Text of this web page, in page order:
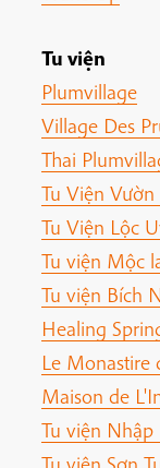
Tu viện
Plumvillage
Village Des
Thai
Tu Viện
Tu Viện Lộc
Tu viện Mộc
Tu viện Bích
Healing
Le Monastire
Maison de
Tu viện Nhập